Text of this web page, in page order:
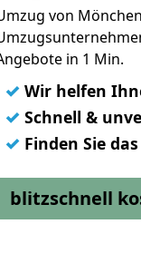
von
in 1 Min.
✓ Wir helfen
✓ Schnell &
✓ Finden Sie
blitzschnell